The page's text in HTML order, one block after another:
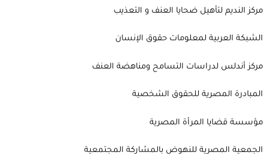
مركز النديم لتأهيل ضحايا العنف و التعذيب
الشبكة العربية لمعلومات حقوق الإنسان
مركز أندلس لدراسات التسامح ومناهضة العنف
المبادرة المصرية للحقوق الشخصية
مؤسسة قضايا المرأة المصرية
الجمعية المصرية للنهوض بالمشاركة المجتمعية